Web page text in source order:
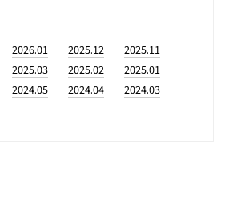
2026.01 2025.12
2025.11
2025.03 2025.02
2025.01
2024.05 2024.04
2024.03